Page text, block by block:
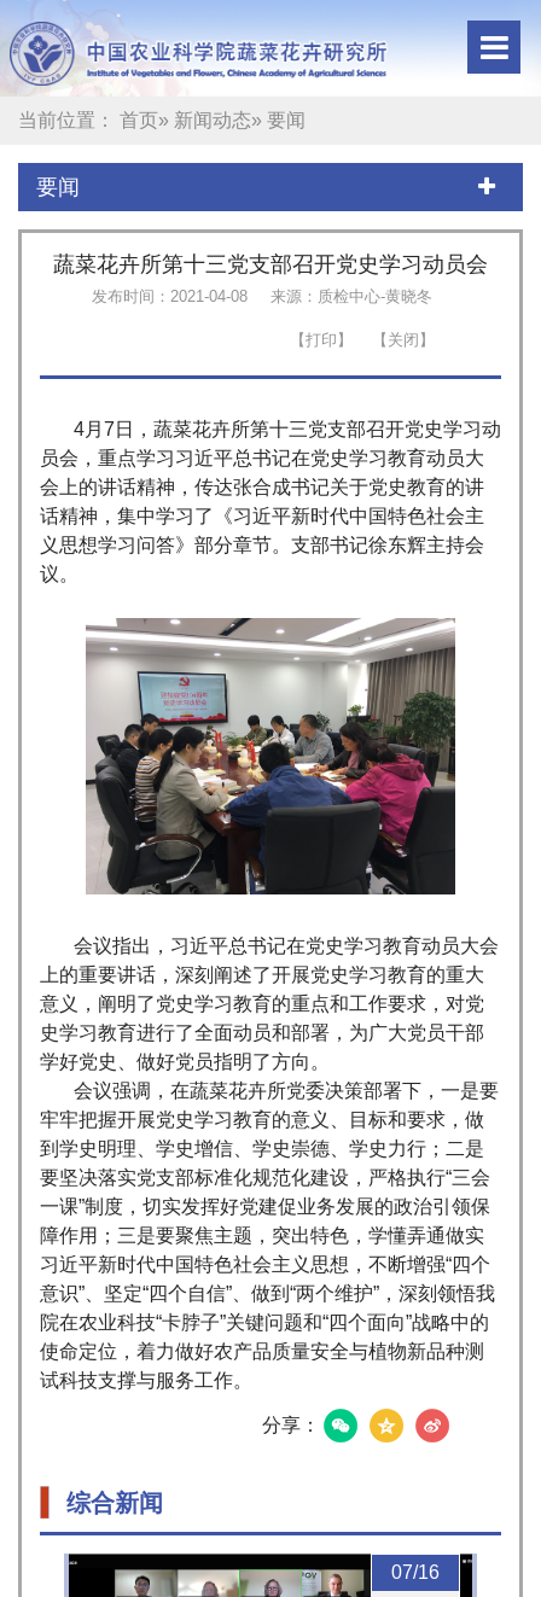
当前位置： 首页» 新闻动态» 要闻
要闻
蔬菜花卉所第十三党支部召开党史学习动员会
发布时间：2021-04-08 来源：质检中心-黄晓冬
4月7日，蔬菜花卉所第十三党支部召开党史学习动
员会，重点学习习近平总书记在党史学习教育动员大
会上的讲话精神，传达张合成书记关于党史教育的讲
话精神，集中学习了《习近平新时代中国特色社会主
义思想学习问答》部分章节。支部书记徐东辉主持会
议。
会议指出，习近平总书记在党史学习教育动员大会
上的重要讲话，深刻阐述了开展党史学习教育的重大
意义，阐明了党史学习教育的重点和工作要求，对党
史学习教育进行了全面动员和部署，为广大党员干部
学好党史、做好党员指明了方向。
会议强调，在蔬菜花卉所党委决策部署下，一是要
牢牢把握开展党史学习教育的意义、目标和要求，做
到学史明理、学史增信、学史崇德、学史力行；二是
要坚决落实党支部标准化规范化建设，严格执行“三会
一课”制度，切实发挥好党建促业务发展的政治引领保
障作用；三是要聚焦主题，突出特色，学懂弄通做实
习近平新时代中国特色社会主义思想，不断增强“四个
意识”、坚定“四个自信”、做到“两个维护”，深刻领悟我
院在农业科技“卡脖子”关键问题和“四个面向”战略中的
使命定位，着力做好农产品质量安全与植物新品种测
试科技支撑与服务工作。
分享：
综合新闻
07/16